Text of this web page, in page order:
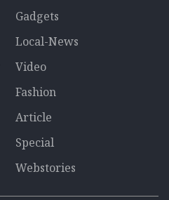
Gadgets
Local-News
Video
Fashion
Article
Special
Webstories